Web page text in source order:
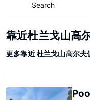
Search
靠近杜兰戈山高
更多靠近 杜兰戈山高尔夫